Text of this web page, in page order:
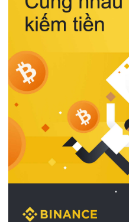
Bên cạnh đó, việc lựa
sản phẩm đạt chuẩn
tế còn giúp ngăn ngừa
khuẩn và nấm mốc
thời tiết nóng ẩm. Bạn
thêm các nghiên cứu
động của giấc ngủ và
phòng ngủ đối với sức
người tại Sleep
Link) để có cái nhìn
2. Các tiêu chí vàng khi
chăn ga gối đệm cao
ngủ
Để sở hữu một bộ chăn
cao cấp hoàn hảo cả
công năng, người tiêu
nhắc kỹ lưỡng các tiêu